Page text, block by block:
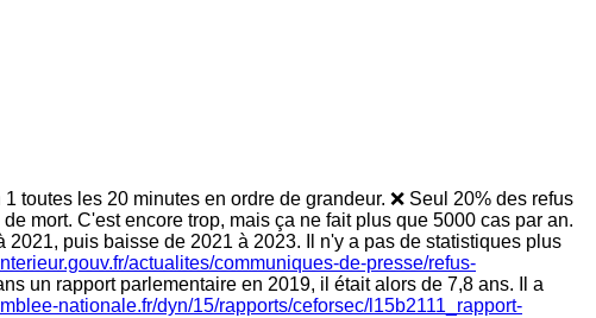
toutes les 20 minutes en ordre de grandeur. ❌ Seul 20% des refus
mort. C'est encore trop, mais ça ne fait plus que 5000 cas par an.
puis baisse de 2021 à 2023. Il n'y a pas de statistiques plus
actualites/communiques-de-presse/refus-
un rapport parlementaire en 2019, il était alors de 7,8 ans. Il a
nationale.fr/dyn/15/rapports/ceforsec/l15b2111_rapport-